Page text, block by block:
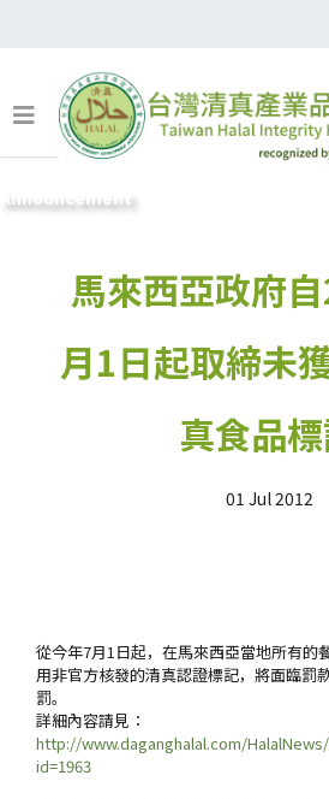
Announcement
馬來西亞政府
月1日起取締未
真食品
01 Jul 2012
從今年7月1日起，在馬來西亞當地所有的
用非官方核發的清真認證標記，將面臨罰
罰。
詳細內容請見：
http://www.daganghalal.com/
id=1963